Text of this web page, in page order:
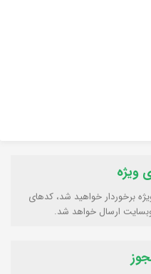
ویژه
برخوردار خواهید شد، کدهای
وبسایت ارسال خواهد شد.